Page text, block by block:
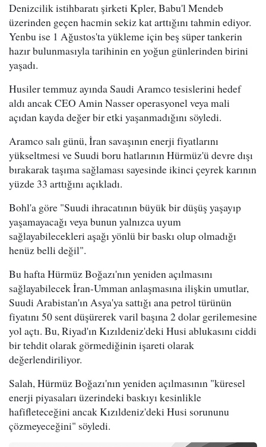
Denizcilik istihbaratı şirketi Kpler, Babu'l Mendeb
üzerinden geçen hacmin sekiz kat arttığını tahmin ediyor.
Yenbu ise 1 Ağustos'ta yükleme için beş süper tankerin
hazır bulunmasıyla tarihinin en yoğun günlerinden birini
yaşadı.
Husiler temmuz ayında Saudi Aramco tesislerini hedef
aldı ancak CEO Amin Nasser operasyonel veya mali
açıdan kayda değer bir etki yaşanmadığını söyledi.
Aramco salı günü, İran savaşının enerji fiyatlarını
yükseltmesi ve Suudi boru hatlarının Hürmüz'ü devre dışı
bırakarak taşıma sağlaması sayesinde ikinci çeyrek karının
yüzde 33 arttığını açıkladı.
Bohl'a göre "Suudi ihracatının büyük bir düşüş yaşayıp
yaşamayacağı veya bunun yalnızca uyum
sağlayabilecekleri aşağı yönlü bir baskı olup olmadığı
henüz belli değil".
Bu hafta Hürmüz Boğazı'nın yeniden açılmasını
sağlayabilecek İran-Umman anlaşmasına ilişkin umutlar,
Suudi Arabistan'ın Asya'ya sattığı ana petrol türünün
fiyatını 50 sent düşürerek varil başına 2 dolar gerilemesine
yol açtı. Bu, Riyad'ın Kızıldeniz'deki Husi ablukasını ciddi
bir tehdit olarak görmediğinin işareti olarak
değerlendiriliyor.
Salah, Hürmüz Boğazı'nın yeniden açılmasının "küresel
enerji piyasaları üzerindeki baskıyı kesinlikle
hafifleteceğini ancak Kızıldeniz'deki Husi sorununu
çözmeyeceğini" söyledi.